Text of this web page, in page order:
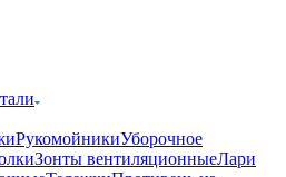
РукомойникиУборочное
Зонты вентиляционныеЛари